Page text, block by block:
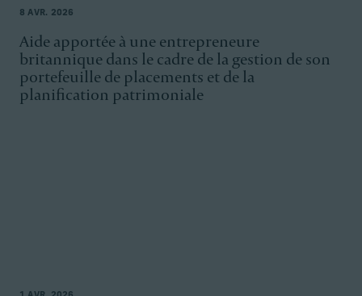
8 AVR. 2026
Aide apportée à une entrepreneure
britannique dans le cadre de la gestion de son
portefeuille de placements et de la
planification patrimoniale